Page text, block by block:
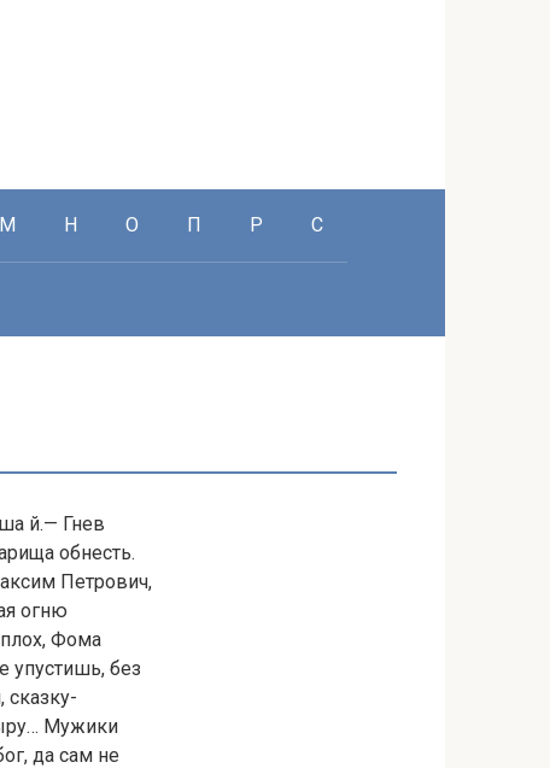
М Н О П Р С
й.— Гнев
обнесть.
Петрович,
огню
Фома
упустишь, без
Мужики
да сам не